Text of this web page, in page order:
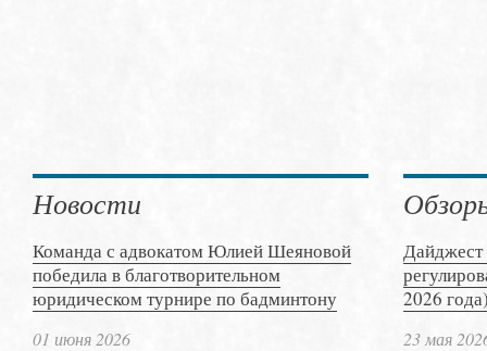
Новости
Команда с адвокатом Юлией Шеяновой
победила в благотворительном
юридическом турнире по бадминтону
01 июня 2026
Дайджест
2026
23 мая